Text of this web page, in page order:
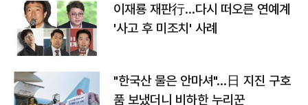
이재룡 재판行…다시 떠오른 연예계
'사고 후 미조치' 사례
"한국산 물은 안마셔"…日 지진 구호
품 보냈더니 비하한 누리꾼